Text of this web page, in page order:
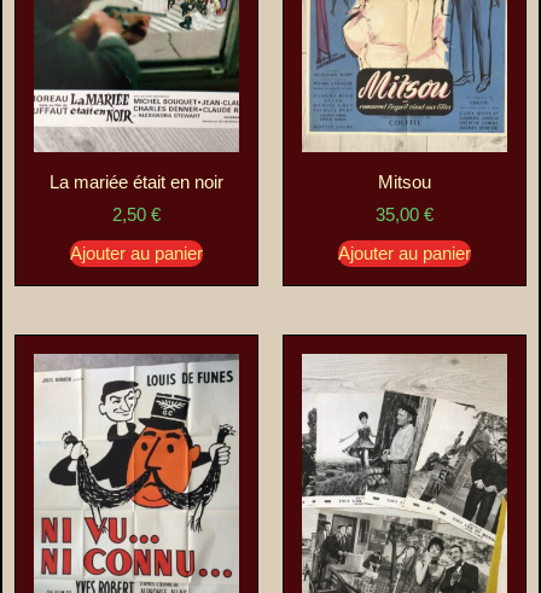
La mariée était en noir
2,50 €
Ajouter au panier
Mitsou
35,00 €
Ajouter au panier